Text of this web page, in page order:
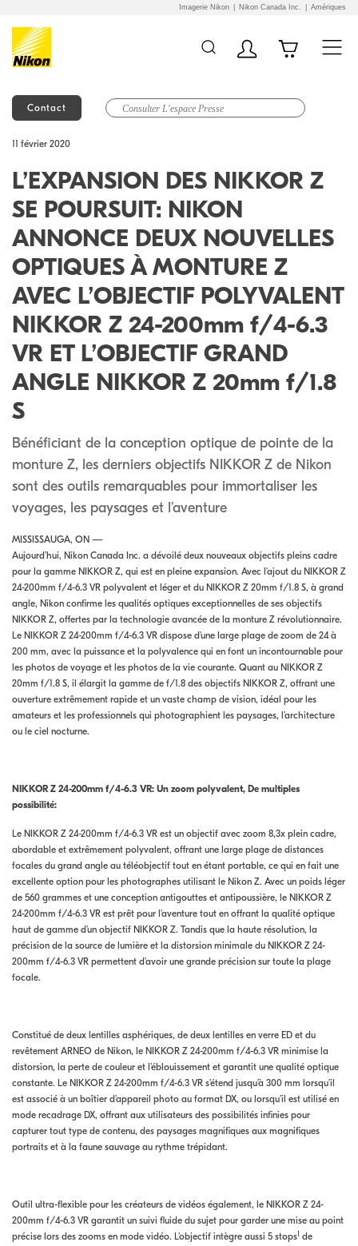
Imagerie Nikon Nikon Canada Inc. Amériques
Contact
11 février 2020
L’EXPANSION DES NIKKOR Z
SE POURSUIT: NIKON
ANNONCE DEUX NOUVELLES
OPTIQUES À MONTURE Z
AVEC L’OBJECTIF POLYVALENT
NIKKOR Z 24-200mm f/4-6.3
VR ET L’OBJECTIF GRAND
ANGLE NIKKOR Z 20mm f/1.8
S
Bénéficiant de la conception optique de pointe de la
monture Z, les derniers objectifs NIKKOR Z de Nikon
sont des outils remarquables pour immortaliser les
voyages, les paysages et l’aventure
MISSISSAUGA, ON —
Aujourd’hui, Nikon Canada Inc. a dévoilé deux nouveaux objectifs pleins cadre
pour la gamme NIKKOR Z, qui est en pleine expansion. Avec l’ajout du NIKKOR Z
24-200mm f/4-6.3 VR polyvalent et léger et du NIKKOR Z 20mm f/1.8 S, à grand
angle, Nikon confirme les qualités optiques exceptionnelles de ses objectifs
NIKKOR Z, offertes par la technologie avancée de la monture Z révolutionnaire.
Le NIKKOR Z 24-200mm f/4-6.3 VR dispose d’une large plage de zoom de 24 à
200 mm, avec la puissance et la polyvalence qui en font un incontournable pour
les photos de voyage et les photos de la vie courante. Quant au NIKKOR Z
20mm f/1.8 S, il élargit la gamme de f/1.8 des objectifs NIKKOR Z, offrant une
ouverture extrêmement rapide et un vaste champ de vision, idéal pour les
amateurs et les professionnels qui photographient les paysages, l’architecture
ou le ciel nocturne.
NIKKOR Z 24-200mm f/4-6.3 VR: Un zoom polyvalent, De multiples
possibilité:
Le NIKKOR Z 24-200mm f/4-6.3 VR est un objectif avec zoom 8,3x plein cadre,
abordable et extrêmement polyvalent, offrant une large plage de distances
focales du grand angle au téléobjectif tout en étant portable, ce qui en fait une
excellente option pour les photographes utilisant le Nikon Z. Avec un poids léger
de 560 grammes et une conception antigouttes et antipoussière, le NIKKOR Z
24-200mm f/4-6.3 VR est prêt pour l’aventure tout en offrant la qualité optique
haut de gamme d’un objectif NIKKOR Z. Tandis que la haute résolution, la
précision de la source de lumière et la distorsion minimale du NIKKOR Z 24-
200mm f/4-6.3 VR permettent d’avoir une grande précision sur toute la plage
focale.
Constitué de deux lentilles asphériques, de deux lentilles en verre ED et du
revêtement ARNEO de Nikon, le NIKKOR Z 24-200mm f/4-6.3 VR minimise la
distorsion, la perte de couleur et l’éblouissement et garantit une qualité optique
constante. Le NIKKOR Z 24-200mm f/4-6.3 VR s’étend jusqu’à 300 mm lorsqu’il
est associé à un boîtier d’appareil photo au format DX, ou lorsqu’il est utilisé en
mode recadrage DX, offrant aux utilisateurs des possibilités infinies pour
capturer tout type de contenu, des paysages magnifiques aux magnifiques
portraits et à la faune sauvage au rythme trépidant.
Outil ultra-flexible pour les créateurs de vidéos également, le NIKKOR Z 24-
200mm f/4-6.3 VR garantit un suivi fluide du sujet pour garder une mise au point
précise lors des zooms en mode vidéo. L’objectif intègre aussi 5 stops1 de